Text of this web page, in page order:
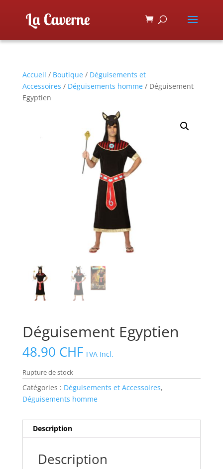
Accueil / Boutique/ Déguisements et
Accessoires / Déguisements homme/ Déguisement
Egyptien
Déguisement Egyptien
48.90 CHF TVA Incl.
Rupture de stock
Catégories : Déguisements et Accessoires,
Déguisements homme
Description
Description